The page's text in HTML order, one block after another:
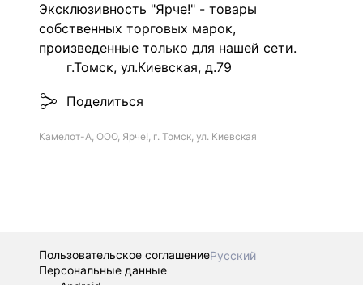
Эксклюзивность "Ярче!" - товары
собственных торговых марок,
произведенные только для нашей сети.
г.Томск, ул.Киевская, д.79
Поделиться
Камелот-А, ООО, Ярче!, г. Томск, ул. Киевская
Пользовательское соглашениеРусский
Персональные данные